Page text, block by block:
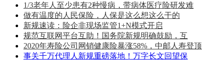
1/3老年人至少患有2种慢病，带病体医疗险研发难
做有温度的人民保险，人保是这么想这么干的
新规速读：险企非现场监管1+N模式开启
规范互联网平台互助！国务院新规明确鼓励，互
2020年寿险公司网销健康险暴涨58%，中邮人寿登顶
事关千万代理人新规重磅落地！万字长文回望保